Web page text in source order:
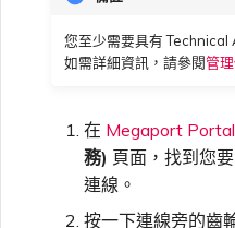
您至少需要具有 Technical
如需詳細資訊，請參閱管
在 Megaport Portal
務) 頁面，找到您
連線。
按一下連線旁的齒